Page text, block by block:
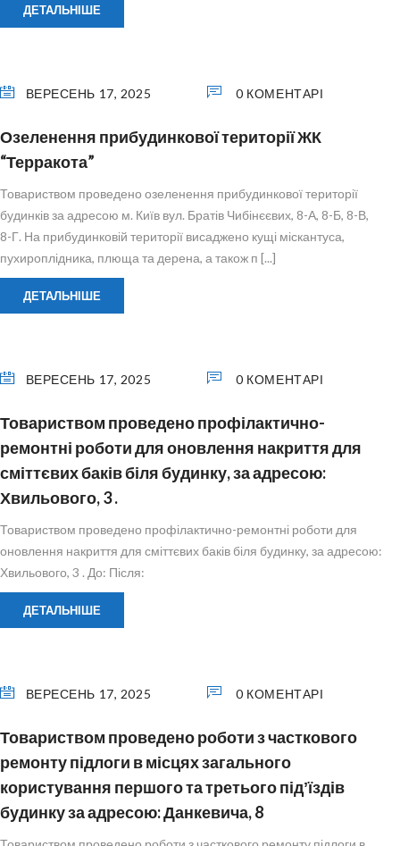
ДЕТАЛЬНІШЕ
ВЕРЕСЕНЬ 17, 2025 0 КОМЕНТАРІ
Озеленення прибудинкової території ЖК
“Терракота”
Товариством проведено озеленення прибудинкової території
будинків за адресою м. Київ вул. Братів Чибінєєвих, 8-А, 8-Б, 8-В,
8-Г. На прибудинковій території висаджено кущі міскантуса,
пухироплідника, плюща та дерена, а також п [...]
ДЕТАЛЬНІШЕ
ВЕРЕСЕНЬ 17, 2025 0 КОМЕНТАРІ
Товариством проведено профілактично-
ремонтні роботи для оновлення накриття для
сміттєвих баків біля будинку, за адресою:
Хвильового, 3 .
Товариством проведено профілактично-ремонтні роботи для
оновлення накриття для сміттєвих баків біля будинку, за адресою:
Хвильового, 3 . До: Після:
ДЕТАЛЬНІШЕ
ВЕРЕСЕНЬ 17, 2025 0 КОМЕНТАРІ
Товариством проведено роботи з часткового
ремонту підлоги в місцях загального
користування першого та третього підʼїздів
будинку за адресою: Данкевича, 8